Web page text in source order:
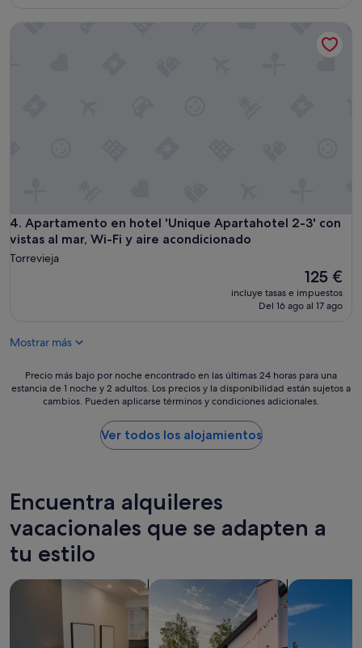
4. Apartamento en hotel 'Unique Apartahotel 2-3' con
vistas al mar, Wi-Fi y aire acondicionado
Apartamento en hotel 'Unique Apartahotel 2-3' con vistas
Torrevieja
El
precio
actual
125 €
incluye tasas e impuestos
Del 16 ago al 17 ago
Apartamento en hotel 'Unique Apartahotel 2-3' con vistas
Mostrar más
Precio
más
últimas
24 horas
para
una
estancia
de
1 noche
y
Precio más bajo por noche encontrado en las últimas 24 horas para una
estancia de 1 noche y 2 adultos. Los precios y la disponibilidad están sujetos a
cambios. Pueden aplicarse términos y condiciones adicionales.
Ver todos los alojamientos
Encuentra alquileres
vacacionales que se adapten a
tu estilo
Buscar apartoteles buscar casas de vacaciones privadas
Buscar villas